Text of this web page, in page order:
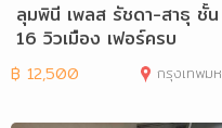
ลุมพินี เพลส รัชดา-สาธุ ชั้น
16 วิวเมือง เฟอร์ครบ
฿ 12,500 กรุงเทพมหานคร